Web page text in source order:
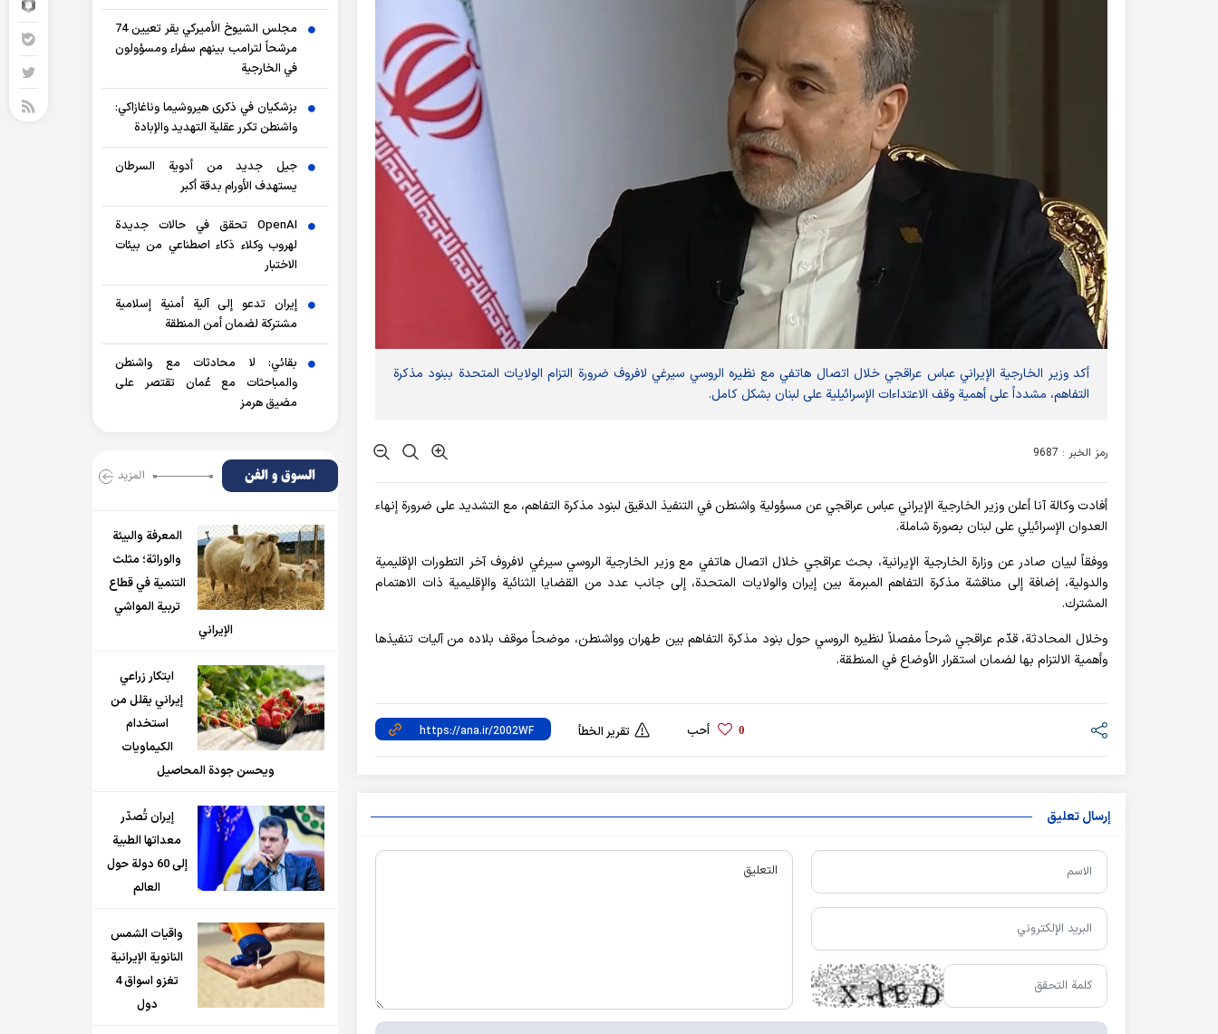
أكد وزير الخارجية الإيراني عباس عراقجي خلال اتصال هاتفي مع نظيره الروسي سيرغي لافروف ضرورة التزام الولايات المتحدة ببنود مذكرة
التفاهم، مشدداً على أهمية وقف الاعتداءات الإسرائيلية على لبنان بشكل كامل.
رمز الخبر : 9687
أفادت وکالة آنا أعلن وزير الخارجية الإيراني عباس عراقجي عن مسؤولية واشنطن في التنفيذ الدقيق لبنود مذكرة التفاهم، مع التشديد على ضرورة إنهاء
العدوان الإسرائيلي على لبنان بصورة شاملة.
ووفقاً لبيان صادر عن وزارة الخارجية الإيرانية، بحث عراقجي خلال اتصال هاتفي مع وزير الخارجية الروسي سيرغي لافروف آخر التطورات الإقليمية
والدولية، إضافة إلى مناقشة مذكرة التفاهم المبرمة بين إيران والولايات المتحدة، إلى جانب عدد من القضايا الثنائية والإقليمية ذات الاهتمام
المشترك.
وخلال المحادثة، قدّم عراقجي شرحاً مفصلاً لنظيره الروسي حول بنود مذكرة التفاهم بين طهران وواشنطن، موضحاً موقف بلاده من آليات تنفيذها
وأهمية الالتزام بها لضمان استقرار الأوضاع في المنطقة.
0 أحب تقرير الخطأ
إرسال تعليق
مجلس الشيوخ الأميركي يقر تعيين 74
مرشحاً لترامب بينهم سفراء ومسؤولون
في الخارجية
بزشكيان في ذكرى هيروشيما وناغازاكي:
واشنطن تكرر عقلية التهديد والإبادة
جيل جديد من أدوية السرطان
يستهدف الأورام بدقة أكبر
OpenAI تحقق في حالات جديدة
لهروب وكلاء ذكاء اصطناعي من بيئات
الاختبار
إيران تدعو إلى آلية أمنية إسلامية
مشتركة لضمان أمن المنطقة
بقائي: لا محادثات مع واشنطن
والمباحثات مع عُمان تقتصر على
مضيق هرمز
السوق و الفن المزید
المعرفة والبيئة
والوراثة؛ مثلث
التنمية في قطاع
تربية المواشي
الإيراني
ابتكار زراعي
إيراني يقلل من
استخدام
الكيماويات
ويحسن جودة المحاصيل
إيران تُصدّر
معداتها الطبية
إلى 60 دولة حول
العالم
واقيات الشمس
النانوية الإيرانية
تغزو اسواق 4
دول